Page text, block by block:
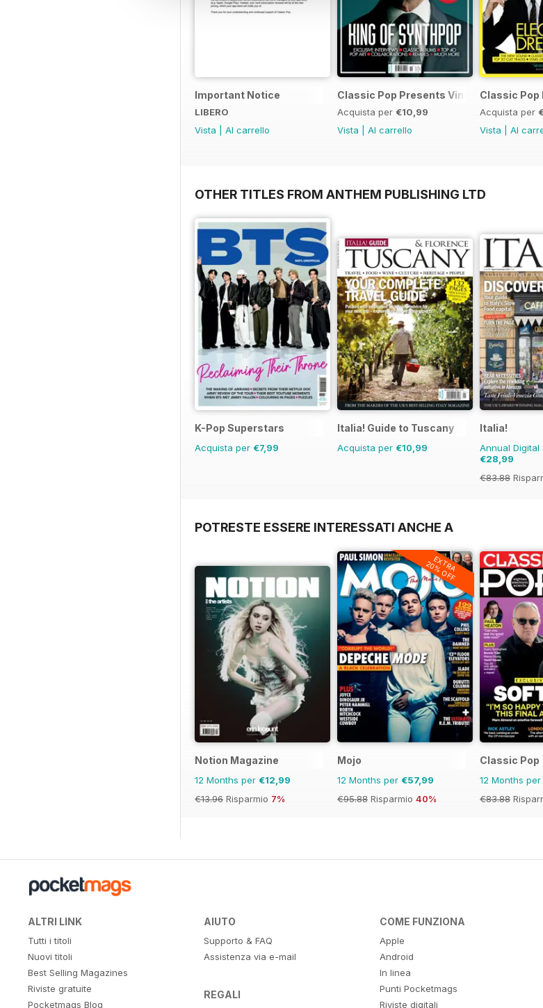
Important Notice
LIBERO
Vista
Al carrello
Classic Pop Presents Vince Clarke
Acquista per €10,99
Vista
Al carrello
Classic Pop
Acquista per
Vista
Al
OTHER TITLES FROM ANTHEM PUBLISHING LTD
K-Pop Superstars
Acquista per €7,99
Italia! Guide to Tuscany
Acquista per €10,99
Italia!
Annual
€28,99
€83.88
POTRESTE ESSERE INTERESSATI ANCHE A
Notion Magazine
12 Months per €12,99
€13.96 Risparmio 7%
EXTRA
20% OFF
Mojo
12 Months per €57,99
€95.88 Risparmio 40%
Classic Pop
12 Months per
€83.88
ALTRI LINK
Tutti i titoli
Nuovi titoli
Best Selling Magazines
Riviste gratuite
Pocketmags Blog
AIUTO
Supporto & FAQ
Assistenza via e-mail
REGALI
COME FUNZIONA
Apple
Android
In linea
Punti Pocketmags
Riviste digitali